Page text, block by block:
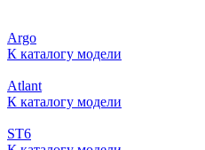
Argo
К каталогу модели
Atlant
К каталогу модели
ST6